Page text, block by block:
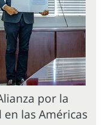
por la
las Américas